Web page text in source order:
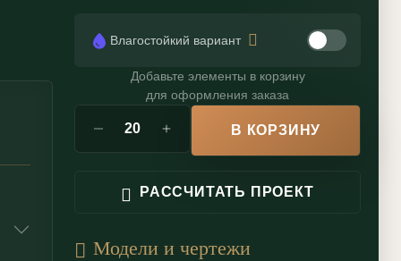
Влагостойкий вариант
Добавьте элементы в корзину
для оформления заказа
В КОРЗИНУ
РАССЧИТАТЬ ПРОЕКТ
Модели и чертежи